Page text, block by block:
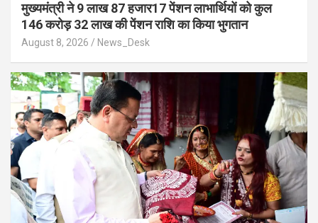
मुख्यमंत्री ने 9 लाख 87 हजार17 पेंशन लाभार्थियों को कुल
146 करोड़ 32 लाख की पेंशन राशि का किया भुगतान
August 8, 2026 News_Desk